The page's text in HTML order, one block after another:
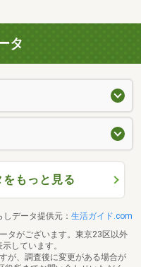
タ
もっと見る
しデータ提供元： 生活ガイド.com
タがございます。東京23区以外
しています。
が、調査後に変更がある場合が